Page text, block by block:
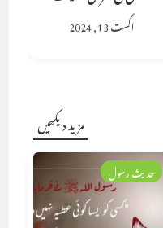
اگست 13, 2024
مزید دیکھیں
حدیث رسول